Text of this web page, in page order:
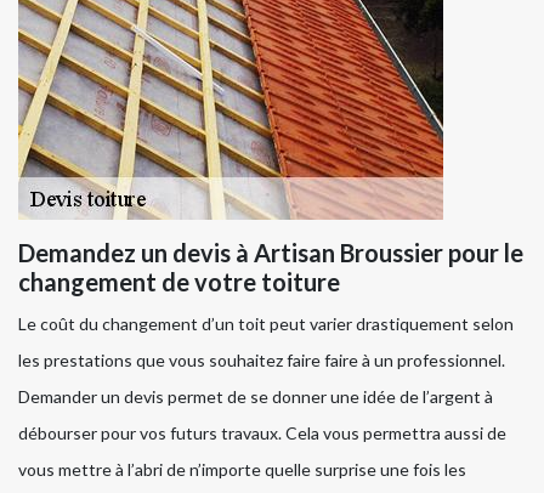
Demandez un devis à Artisan Broussier pour le
changement de votre toiture
Le coût du changement d’un toit peut varier drastiquement selon
les prestations que vous souhaitez faire faire à un professionnel.
Demander un devis permet de se donner une idée de l’argent à
débourser pour vos futurs travaux. Cela vous permettra aussi de
vous mettre à l’abri de n’importe quelle surprise une fois les